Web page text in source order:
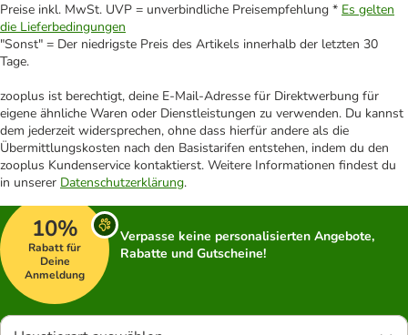
Preise inkl. MwSt. UVP = unverbindliche Preisempfehlung * Es gelten
die Lieferbedingungen
"Sonst" = Der niedrigste Preis des Artikels innerhalb der letzten 30
Tage.
zooplus ist berechtigt, deine E-Mail-Adresse für Direktwerbung für
eigene ähnliche Waren oder Dienstleistungen zu verwenden. Du kannst
dem jederzeit widersprechen, ohne dass hierfür andere als die
Übermittlungskosten nach den Basistarifen entstehen, indem du den
zooplus Kundenservice kontaktierst. Weitere Informationen findest du
in unserer Datenschutzerklärung.
10%
Rabatt für
Deine
Anmeldung
Verpasse keine personalisierten Angebote,
Rabatte und Gutscheine!